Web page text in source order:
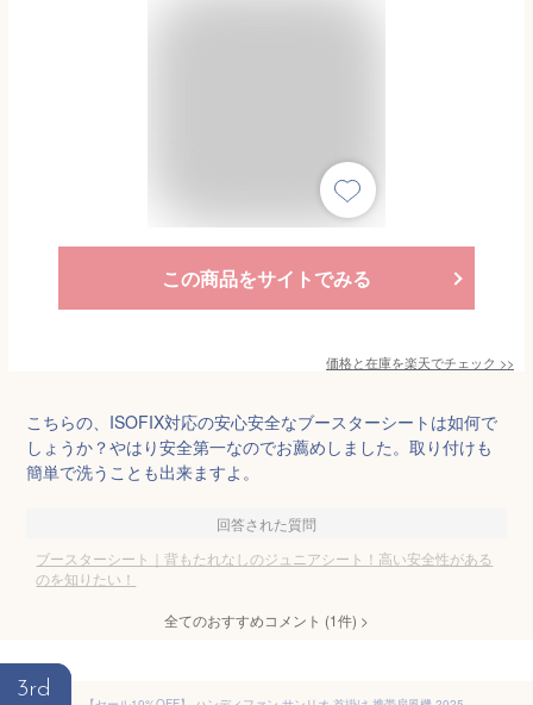
この商品をサイトでみる
価格と在庫を楽天でチェック >>
こちらの、ISOFIX対応の安心安全なブースターシートは如何で
しょうか？やはり安全第一なのでお薦めしました。取り付けも
簡単で洗うことも出来ますよ。
回答された質問
ブースターシート｜背もたれなしのジュニアシート！高い安全性がある
のを知りたい！
全てのおすすめコメント (1件) >
3rd